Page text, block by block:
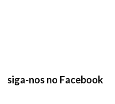
siga-nos no Facebook